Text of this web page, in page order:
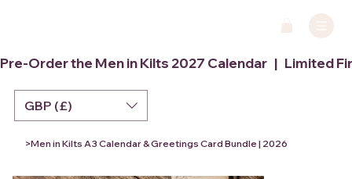
Pre-Order the Men in Kilts 2027 Calendar   |   Limited
GBP (£)
>Men in Kilts A3 Calendar & Greetings Card Bundle | 2026